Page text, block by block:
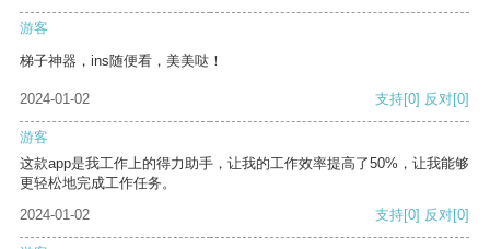
游客
梯子神器，ins随便看，美美哒！
2024-01-02 支持[0] 反对[0]
游客
这款app是我工作上的得力助手，让我的工作效率提高了50%，让我能够
更轻松地完成工作任务。
2024-01-02
支持[0] 反对[0]